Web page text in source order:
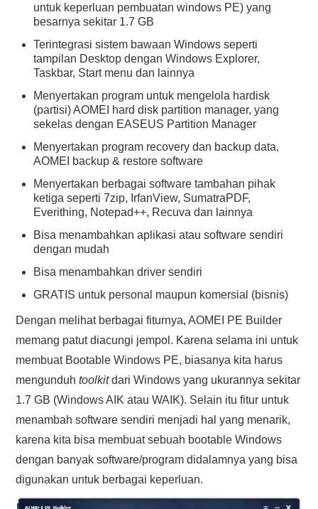
untuk keperluan pembuatan windows PE) yang
besarnya sekitar 1.7 GB
Terintegrasi sistem bawaan Windows seperti
tampilan Desktop dengan Windows Explorer,
Taskbar, Start menu dan lainnya
Menyertakan program untuk mengelola hardisk
(partisi) AOMEI hard disk partition manager, yang
sekelas dengan EASEUS Partition Manager
Menyertakan program recovery dan backup data,
AOMEI backup & restore software
Menyertakan berbagai software tambahan pihak
ketiga seperti 7zip, IrfanView, SumatraPDF,
Everithing, Notepad++, Recuva dan lainnya
Bisa menambahkan aplikasi atau software sendiri
dengan mudah
Bisa menambahkan driver sendiri
GRATIS untuk personal maupun komersial (bisnis)
Dengan melihat berbagai fiturnya, AOMEI PE Builder
memang patut diacungi jempol. Karena selama ini untuk
membuat Bootable Windows PE, biasanya kita harus
mengunduhtoolkitdari Windows yang ukurannya sekitar
1.7 GB (Windows AIK atau WAIK). Selain itu fitur untuk
menambah software sendiri menjadi hal yang menarik,
karena kita bisa membuat sebuah bootable Windows
dengan banyak software/program didalamnya yang bisa
digunakan untuk berbagai keperluan.